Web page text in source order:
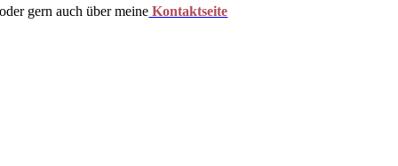
oder gern auch über meine Kontaktseite